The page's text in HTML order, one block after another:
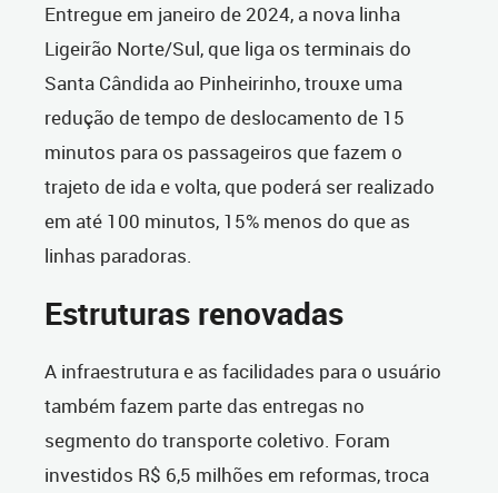
Entregue em janeiro de 2024, a nova linha
Ligeirão Norte/Sul, que liga os terminais do
Santa Cândida ao Pinheirinho, trouxe uma
redução de tempo de deslocamento de 15
minutos para os passageiros que fazem o
trajeto de ida e volta, que poderá ser realizado
em até 100 minutos, 15% menos do que as
linhas paradoras.
Estruturas renovadas
A infraestrutura e as facilidades para o usuário
também fazem parte das entregas no
segmento do transporte coletivo. Foram
investidos R$ 6,5 milhões em reformas, troca